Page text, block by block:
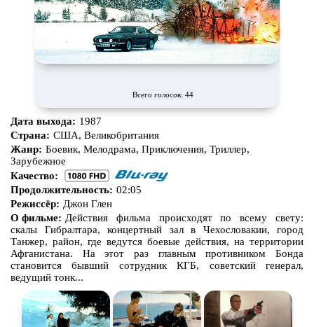
Всего голосов: 44
Дата выхода: 1987
Страна: США, Великобритания
Жанр: Боевик, Мелодрама, Приключения, Триллер,
Зарубежное
Качество:
Продолжительность: 02:05
Режиссёр: Джон Глен
О фильме: Действия фильма происходят по всему свету:
скалы Гибралтара, концертный зал в Чехословакии, город
Танжер, район, где ведутся боевые действия, на территории
Афганистана. На этот раз главным противником Бонда
становится бывший сотрудник КГБ, советский генерал,
ведущий тонк...